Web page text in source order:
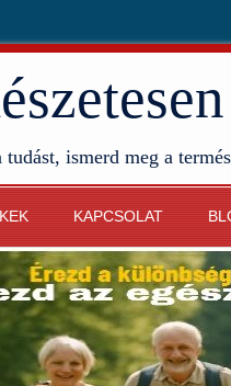
tudást, ismerd meg a
KAPCSOLAT